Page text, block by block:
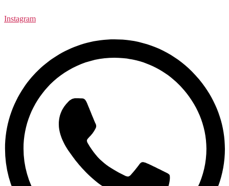
Instagram